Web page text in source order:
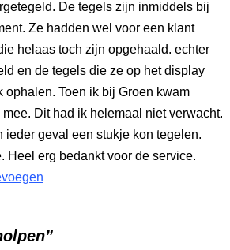
De tegels zijn inmiddels bij
Ze hadden wel voor een klant
helaas toch zijn opgehaald. echter
en de tegels die ze op het display
ophalen. Toen ik bij Groen kwam
Dit had ik helemaal niet verwacht.
ieder geval een stukje kon tegelen.
Heel erg bedankt voor de service.